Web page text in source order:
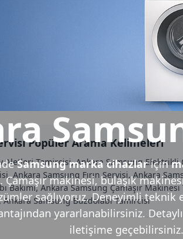
Samsung marka cihazlariçin
makinesi, bulaşık
sağlıyoruz. Deneyimli teknik
yararlanabilirsiniz.
iletişime geçebilirsiniz.
Popüler Arama Kelimeleri
Aletleri Tamircisi, Ankara Samsung Elektrikli
Ankara Samsung Fırın Servisi, Ankara
Bakımı, Ankara Samsung Çamaşır
Ankara Samsung Buzdolabı Tamircisi